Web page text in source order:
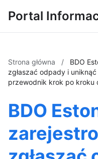
Portal
Strona główna /
BDO
zgłaszać odpady i
przewodnik krok po kroku
BDO